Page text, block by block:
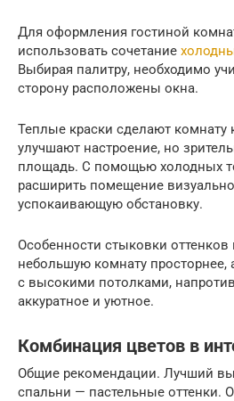
Для оформления гостиной
использовать сочетание
Выбирая палитру, необходимо
сторону расположены окна.
Теплые краски сделают
улучшают настроение, но
площадь. С помощью холодных
расширить помещение
успокаивающую обстановку.
Особенности стыковки оттенков
небольшую комнату
с высокими потолками,
аккуратное и уютное.
Комбинация цветов в
Общие рекомендации. Лучший
спальни — пастельные оттенки.